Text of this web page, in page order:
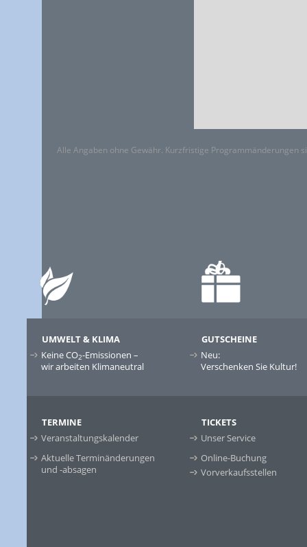
Alle Angaben ohne Gewähr. Kurzfristige Programmänderungen
UMWELT & KLIMA
Keine CO2-Emissionen –
wir arbeiten Klimaneutral
GUTSCHEINE
Neu:
Verschenken Sie Kultur!
TERMINE
Veranstaltungskalender
Aktuelle Terminänderungen
und -absagen
TICKETS
Unser Service
Online-Buchung
Vorverkaufsstellen